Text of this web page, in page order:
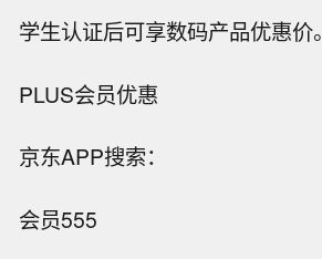
学生认证后可享数码产品优惠价。
PLUS会员优惠
京东APP搜索：
会员555